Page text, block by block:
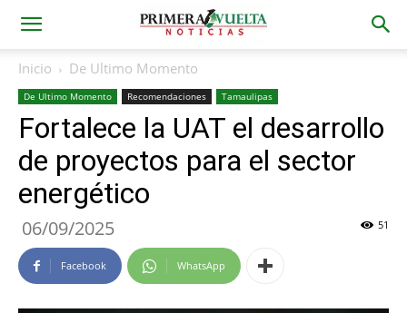
Inicio De Ultimo Momento
De Ultimo Momento Recomendaciones Tamaulipas
Fortalece la UAT el desarrollo
de proyectos para el sector
energético
06/09/2025 51
Facebook WhatsApp